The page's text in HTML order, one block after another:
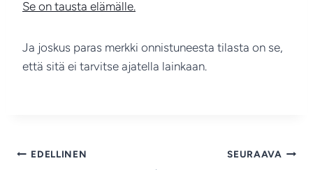
Se on tausta elämälle.
Ja joskus paras merkki onnistuneesta tilasta on se,
että sitä ei tarvitse ajatella lainkaan.
Artikkelien
EDELLINEN SEURAAVA